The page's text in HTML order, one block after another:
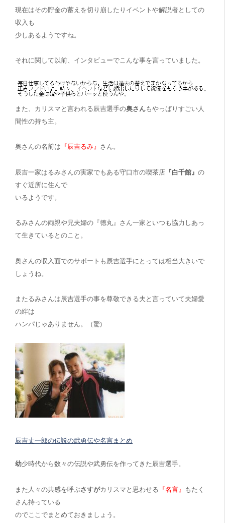
現在はその貯金の蓄えを切り崩したりイベントや解説者としての
収入も
少しあるようですね。
それに関して以前、インタビューでこんな事を言っていました。
また、カリスマと言われる辰吉選手の奥さんもやっぱりすごい人
間性の持ち主。
奥さんの名前は 『辰吉るみ』 さん。
辰吉一家はるみさんの実家でもある守口市の喫茶店 『白千館』 の
すぐ近所に住んで
いるようです。
るみさんの両親や兄夫婦の『徳丸』さん一家といつも協力しあっ
て生きているとのこと。
奥さんの収入面でのサポートも辰吉選手にとっては相当大きいで
しょうね。
またるみさんは辰吉選手の事を尊敬できる夫と言っていて夫婦愛
の絆は
ハンパじゃありません。（驚)
辰吉丈一郎の伝説の武勇伝や名言まとめ
幼少時代から数々の伝説や武勇伝を作ってきた辰吉選手。
また人々の共感を呼ぶさすがカリスマと思わせる 『名言』 もたく
さん持っている
のでここでまとめておきましょう。